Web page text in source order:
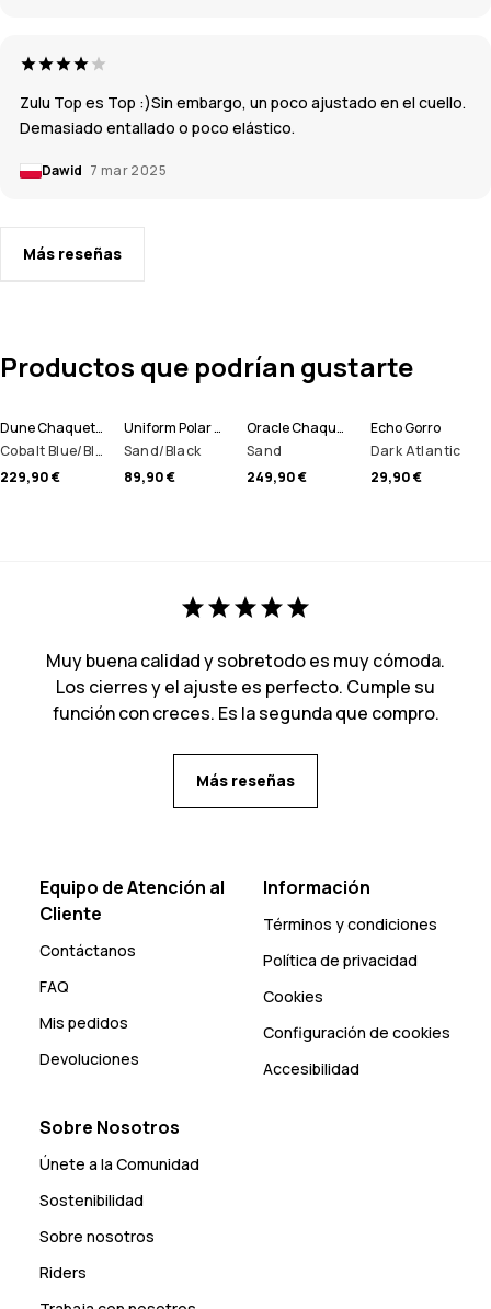
Zulu Top es Top :)Sin embargo, un poco ajustado en el cuello.
Demasiado entallado o poco elástico.
Dawid 7 mar 2025
Más reseñas
Productos que podrían gustarte
Dune Chaqueta Esquí Hombre
Cobalt Blue/Black/Gold
229,90 €
Uniform Polar con Capucha Hombre
Sand/Black
89,90 €
Oracle Chaqueta Esquí Hombre
Sand
249,90 €
Echo Gorro
Dark Atlantic
29,90 €
Muy buena calidad y sobretodo es muy cómoda.
Los cierres y el ajuste es perfecto. Cumple su
función con creces. Es la segunda que compro.
Más reseñas
Equipo de Atención al
Cliente
Contáctanos
FAQ
Mis pedidos
Devoluciones
Información
Términos y condiciones
Política de privacidad
Cookies
Configuración de cookies
Accesibilidad
Sobre Nosotros
Únete a la Comunidad
Sostenibilidad
Sobre nosotros
Riders